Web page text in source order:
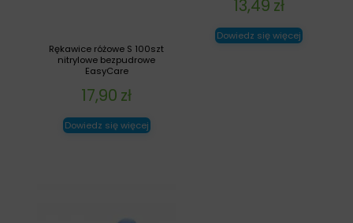
13,49 zł
Dowiedz się więcej
Rękawice różowe S 100szt
nitrylowe bezpudrowe
EasyCare
17,90 zł
Dowiedz się więcej